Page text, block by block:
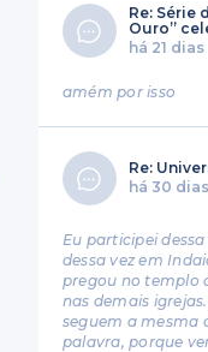
Re: Série
Ouro”
há 21 dias
amém por isso
Re:
há 30 dias
Eu participei
dessa vez em
pregou no templo
nas demais
seguem a mesma
palavra, porque